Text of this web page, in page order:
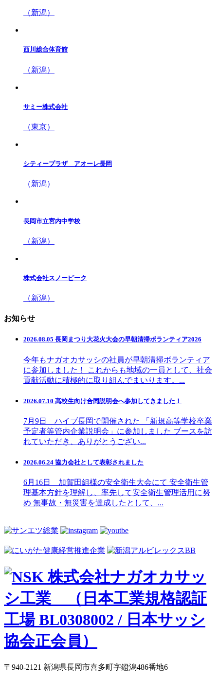
（新潟）
西川総合体育館
（新潟）
サミー株式会社
（東京）
シティープラザ アオーレ長岡
（新潟）
長岡市立宮内中学校
（新潟）
株式会社スノーピーク
（新潟）
お知らせ
2026.08.05 長岡まつり大花火大会の早朝清掃ボランティア2026
今年もナガオカサッシの社員が早朝清掃ボランティア
に参加しました！ これからも地域の一員として、社会
貢献活動に積極的に取り組んでまいります。...
2026.07.10 高校生向け合同説明会へ参加してきました！
7月9日 ハイブ長岡で開催された 「新規高等学校卒業
予定者等管内企業説明会」に参加しました ブースを訪
れていただき、ありがとうござい...
2026.06.24 協力会社として表彰されました
6月16日 加賀田組様の安全衛生大会にて 安全衛生管
理基本方針を理解し、率先して安全衛生管理活用に努
め 無事故・無災害を達成したとして、...
〒940-2121 新潟県長岡市喜多町字鐙潟486番地6